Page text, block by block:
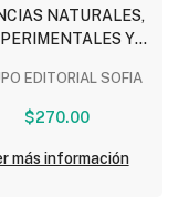
NATURALES,
Y
HOGAR. EL
TERRESTRE
EDITORIAL SOFIA
$270.00
más información